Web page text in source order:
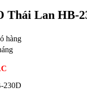
Thái Lan HB-
hàng
230D